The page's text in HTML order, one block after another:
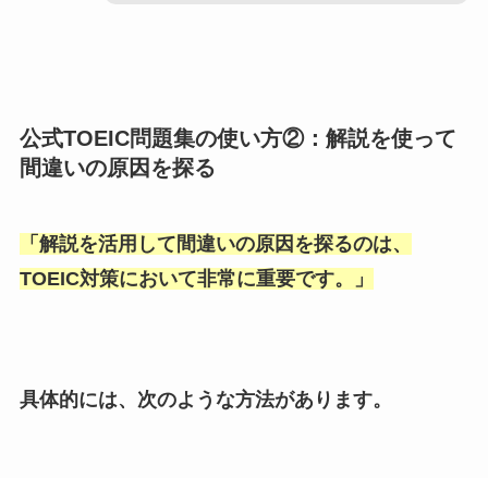
公式TOEIC問題集の使い方②：解説を使って
間違いの原因を探る
「 解説を活用して間違いの原因を探るのは、
TOEIC対策において非常に重要です。
」
具体的には、次のような方法があります。